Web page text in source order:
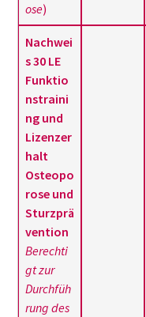
ose)
Nachwei
s 30 LE
Funktio
nstraini
ng und
Lizenzer
halt
Osteopo
rose und
Sturzprä
vention
Berechti
gt zur
Durchfüh
rung des